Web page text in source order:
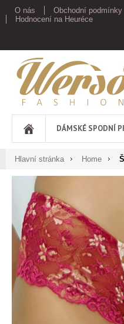
O nás Obchodní podmínky
Hodnocení na Heuréce
Werso
DÁMSKÉ SPODNÍ
Hlavní stránka Home